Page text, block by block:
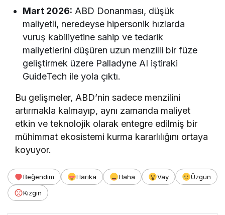
Mart 2026: ABD Donanması, düşük
maliyetli, neredeyse hipersonik hızlarda
vuruş kabiliyetine sahip ve tedarik
maliyetlerini düşüren uzun menzilli bir füze
geliştirmek üzere Palladyne AI iştiraki
GuideTech ile yola çıktı.
Bu gelişmeler, ABD’nin sadece menzilini
artırmakla kalmayıp, aynı zamanda maliyet
etkin ve teknolojik olarak entegre edilmiş bir
mühimmat ekosistemi kurma kararlılığını ortaya
koyuyor.
Beğendim Harika Haha Vay
Üzgün
Kızgın